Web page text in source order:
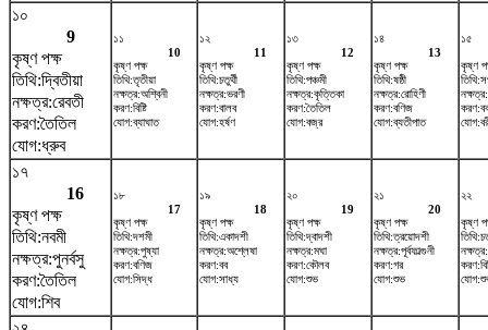
১০
9
কৃষ্ণ পক্ষ
তিথি:দ্বিতীয়া
নক্ষত্র:রেবতী
করণ:তৈতিল
যোগ:ধ্রুব
১১
10
কৃষ্ণ পক্ষ
তিথি:তৃতীয়া
নক্ষত্র:অশ্বিনী
করণ:বিষ্টি
যোগ:ব্যাঘাত
১২
11
কৃষ্ণ পক্ষ
তিথি:চতুর্থী
নক্ষত্র:ভরণী
করণ:বালব
যোগ:হর্ষণ
১৩
12
কৃষ্ণ পক্ষ
তিথি:পঞ্চমী
নক্ষত্র:কৃত্তিকা
করণ:তৈতিল
যোগ:বজ্র
১৪
13
কৃষ্ণ পক্ষ
তিথি:ষষ্ঠী
নক্ষত্র:রোহিণী
করণ:বণিজ
যোগ:ব্যতীপাত
১৫
কৃষ্ণ
করণ:বব
১৭
16
কৃষ্ণ পক্ষ
তিথি:নবমী
নক্ষত্র:পুনর্বসু
করণ:তৈতিল
যোগ:শিব
১৮
17
কৃষ্ণ পক্ষ
তিথি:দশমী
নক্ষত্র:পুষ্যা
করণ:বণিজ
যোগ:সিদ্ধ
১৯
18
কৃষ্ণ পক্ষ
তিথি:একাদশী
নক্ষত্র:অশ্লেষা
করণ:বব
যোগ:সাধ্য
২০
19
কৃষ্ণ পক্ষ
তিথি:দ্বাদশী
নক্ষত্র:মঘা
করণ:কৌলব
যোগ:শুভ
২১
20
কৃষ্ণ পক্ষ
তিথি:ত্রয়োদশী
নক্ষত্র:পূর্বফাল্গুনী
করণ:গর
যোগ:শুভ
২২
কৃষ্ণ